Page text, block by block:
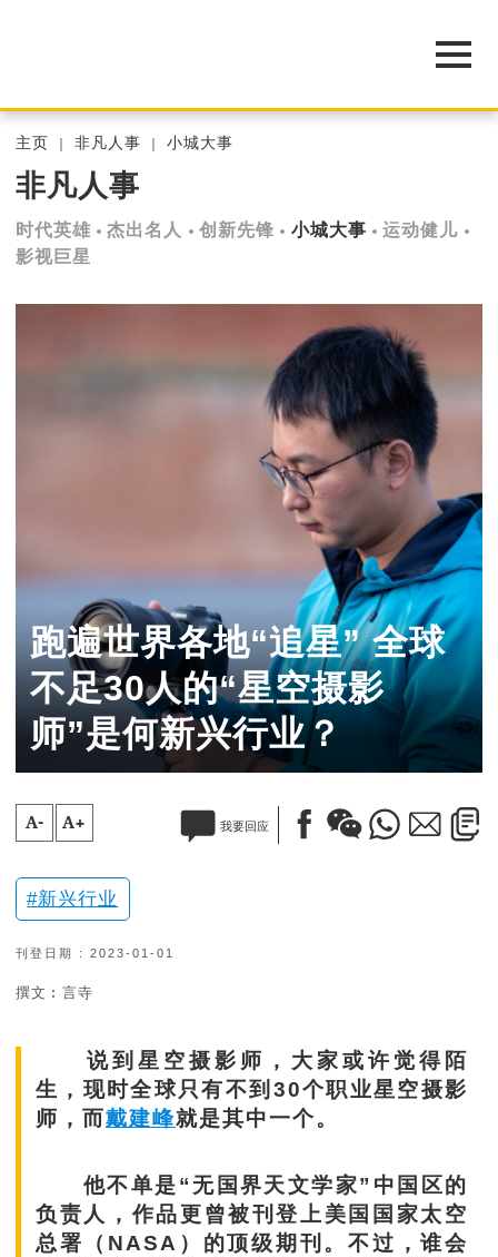
主页 非凡人事 小城大事
非凡人事
时代英雄 杰出名人 创新先锋 小城大事
运动健儿
影视巨星
跑遍世界各地“追星” 全球
不足30人的“星空摄影
师”是何新兴行业？
A- A+ 我要回应
新兴行业
刊登日期 : 2023-01-01
撰文︰言寺
说到星空摄影师，大家或许觉得陌
生，现时全球只有不到30个职业星空摄影
师，而戴建峰就是其中一个。
他不单是“无国界天文学家”中国区的
负责人，作品更曾被刊登上美国国家太空
总署（NASA）的顶级期刊。不过，谁会